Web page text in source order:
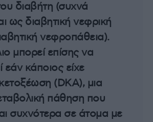
διαβήτη (συχνά
ως διαβητική νεφρική
νεφροπάθεια).
μπορεί επίσης να
εάν κάποιος είχε
(DKA), μια
πάθηση που
συχνότερα σε άτομα με